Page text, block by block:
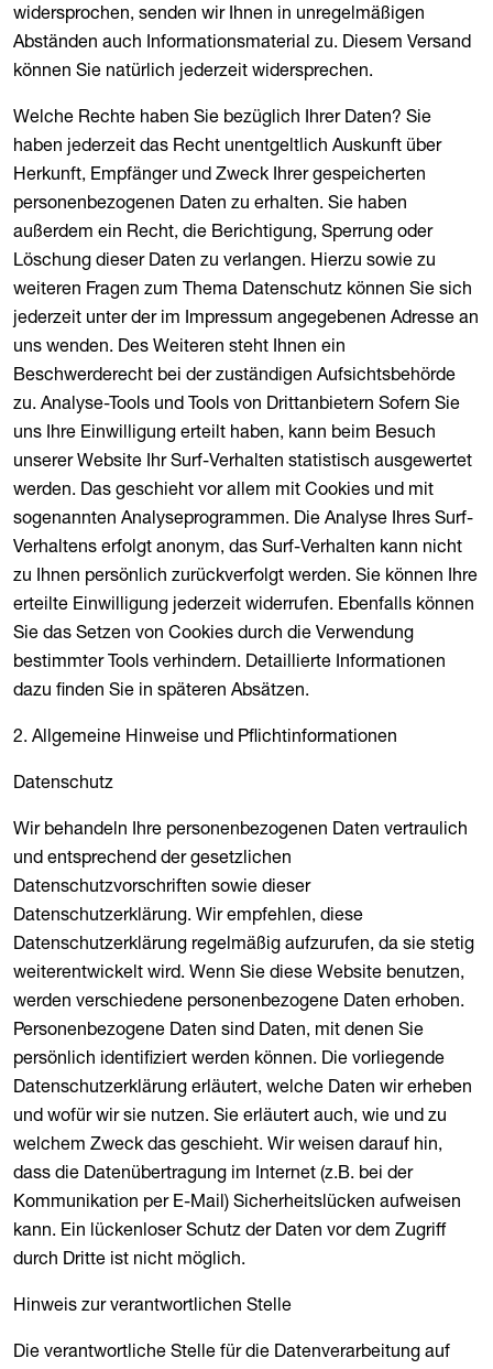
widersprochen, senden wir Ihnen in unregelmäßigen
Abständen auch Informationsmaterial zu. Diesem Versand
können Sie natürlich jederzeit widersprechen.
Welche Rechte haben Sie bezüglich Ihrer Daten? Sie
haben jederzeit das Recht unentgeltlich Auskunft über
Herkunft, Empfänger und Zweck Ihrer gespeicherten
personenbezogenen Daten zu erhalten. Sie haben
außerdem ein Recht, die Berichtigung, Sperrung oder
Löschung dieser Daten zu verlangen. Hierzu sowie zu
weiteren Fragen zum Thema Datenschutz können Sie sich
jederzeit unter der im Impressum angegebenen Adresse an
uns wenden. Des Weiteren steht Ihnen ein
Beschwerderecht bei der zuständigen Aufsichtsbehörde
zu. Analyse-Tools und Tools von Drittanbietern Sofern Sie
uns Ihre Einwilligung erteilt haben, kann beim Besuch
unserer Website Ihr Surf-Verhalten statistisch ausgewertet
werden. Das geschieht vor allem mit Cookies und mit
sogenannten Analyseprogrammen. Die Analyse Ihres Surf-
Verhaltens erfolgt anonym, das Surf-Verhalten kann nicht
zu Ihnen persönlich zurückverfolgt werden. Sie können Ihre
erteilte Einwilligung jederzeit widerrufen. Ebenfalls können
Sie das Setzen von Cookies durch die Verwendung
bestimmter Tools verhindern. Detaillierte Informationen
dazu finden Sie in späteren Absätzen.
2. Allgemeine Hinweise und Pflichtinformationen
Datenschutz
Wir behandeln Ihre personenbezogenen Daten vertraulich
und entsprechend der gesetzlichen
Datenschutzvorschriften sowie dieser
Datenschutzerklärung. Wir empfehlen, diese
Datenschutzerklärung regelmäßig aufzurufen, da sie stetig
weiterentwickelt wird. Wenn Sie diese Website benutzen,
werden verschiedene personenbezogene Daten erhoben.
Personenbezogene Daten sind Daten, mit denen Sie
persönlich identifiziert werden können. Die vorliegende
Datenschutzerklärung erläutert, welche Daten wir erheben
und wofür wir sie nutzen. Sie erläutert auch, wie und zu
welchem Zweck das geschieht. Wir weisen darauf hin,
dass die Datenübertragung im Internet (z.B. bei der
Kommunikation per E-Mail) Sicherheitslücken aufweisen
kann. Ein lückenloser Schutz der Daten vor dem Zugriff
durch Dritte ist nicht möglich.
Hinweis zur verantwortlichen Stelle
Die verantwortliche Stelle für die Datenverarbeitung auf